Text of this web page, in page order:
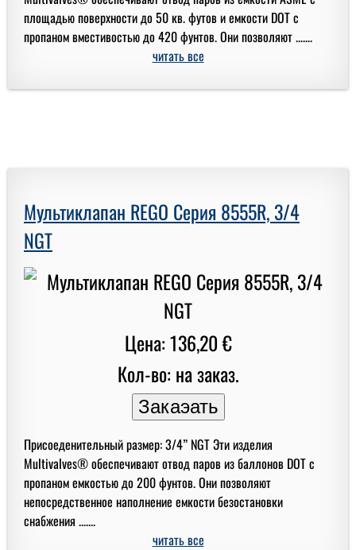
площадью поверхности до 50 кв. футов и емкости DOT с
пропаном вместивостью до 420 фунтов. Они позволяют .......
читать все
Мультиклапан REGO Серия 8555R, 3/4
NGT
Цена: 136,20 €
Кол-во: на заказ.
Присоеденительный размер: 3/4” NGT Эти изделия
Multivalves® обеспечивают отвод паров из баллонов DOT с
пропаном емкостью до 200 фунтов. Они позволяют
непосредственное наполнение емкости безостановки
снабжения .......
читать все